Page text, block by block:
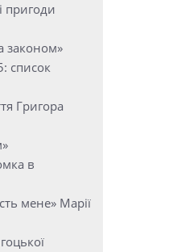
пригоди
законом»
список
Григора
в
мене» Марії